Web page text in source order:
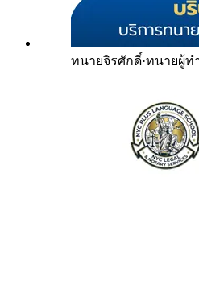
ทนายจิรศักดิ์·ทนายผู้ท